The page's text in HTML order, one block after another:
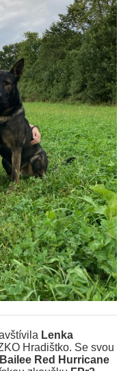
Lenka
Hradištko. Se svou
Bailee Red Hurricane